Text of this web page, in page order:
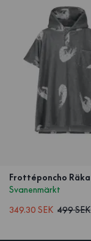
Svanenmärkt
349.30 SEK 499 SEK